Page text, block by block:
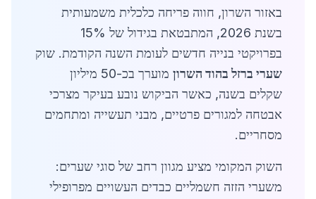
באזור השרון, חווה פריחה כלכלית משמעותית
בשנת 2026, המתבטאת בגידול של 15%
בפרויקטי בנייה חדשים לעומת השנה הקודמת. שוק
שערי ברזל בהוד השרון
מוערך בכ-50 מיליון
שקלים בשנה, כאשר הביקוש נובע בעיקר מצרכי
אבטחה למגורים פרטיים, מבני תעשייה ומתחמים
מסחריים.
השוק המקומי מציע מגוון רחב של סוגי שערים:
משערי הזזה חשמליים כבדים העשויים מפרופילי